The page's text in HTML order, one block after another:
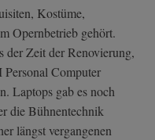
Kostüme,
Opernbetrieb gehört.
der Zeit der Renovierung,
Computer
Laptops gab es noch
die Bühnentechnik
längst vergangenen